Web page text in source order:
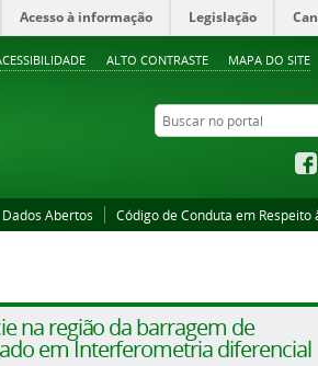
ALTO CONTRASTE MAPA DO SITE
Acesso à informação Legislação
Buscar no portal
Dados Abertos Código de Conduta em Respeito
na região da barragem de
em Interferometria diferencial